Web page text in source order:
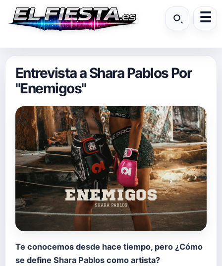
Entrevista a Shara Pablos Por
"Enemigos"
Te conocemos desde hace tiempo, pero ¿Cómo
se define Shara Pablos como artista?